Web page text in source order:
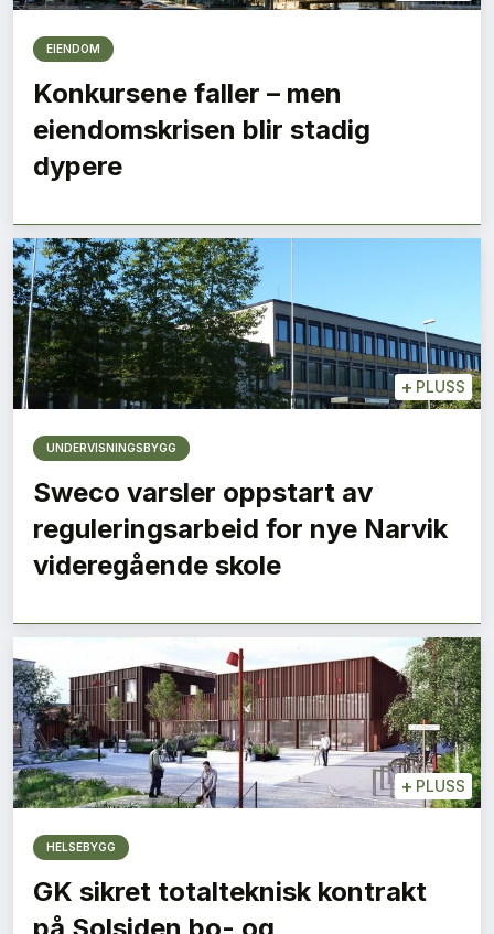
EIENDOM
Konkursene faller – men
eiendomskrisen blir stadig
dypere
+ PLUSS
UNDERVISNINGSBYGG
Sweco varsler oppstart av
reguleringsarbeid for nye Narvik
videregående skole
+ PLUSS
HELSEBYGG
GK sikret totalteknisk kontrakt